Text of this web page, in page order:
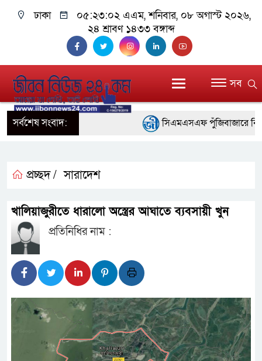
ঢাকা ০৫:২৩:০৩ এএম, শনিবার, ০৮ অগাস্ট ২০২৬,
২৪ শ্রাবণ ১৪৩৩ বঙ্গাব্দ
সব
সর্বশেষ সংবাদ:
সিএমএসএফ পুঁজিবাজারে
নদী দূষণ রোধে সমন্বিত
ওমানের সঙ্গে ইরানের হরমুজ
আত-তানযীল ইনস্টিটিউট
পর্দাপন উপলক্ষে আলোচনা সভা ও
প্রচ্ছদ / সারাদেশ
খালিয়াজুরীতে ধারালো অস্ত্রের আঘাতে ব্যবসায়ী খুন
প্রতিনিধির নাম :